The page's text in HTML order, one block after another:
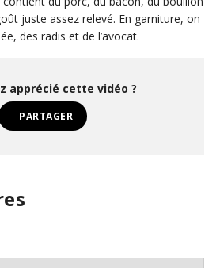
juste assez relevé. En garniture, on
des radis et de l’avocat.
apprécié cette vidéo ?
PARTAGER